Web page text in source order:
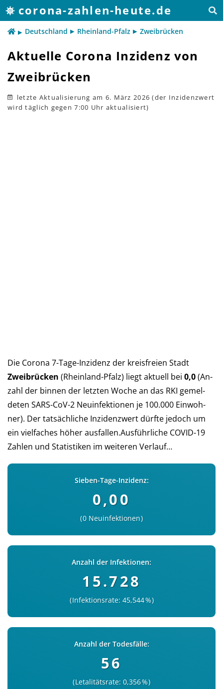
corona-zahlen-heute.de
Deutschland Rheinland-Pfalz Zweibrücken
Aktuelle Corona Inzidenz von
Zweibrücken
letzte Aktualisierung am 6. März 2026
Die Corona 7-Tage-Inzidenz der kreis­freien Stadt
Zweibrücken (Rhein­land-Pfalz) liegt aktu­ell bei 0,0(An­
zahl der bin­nen der letz­ten Woche an das RKI ge­mel­
deten SARS-CoV-2 Neu­in­fek­tio­nen je 100.000 Ein­woh­
ner). Der tat­säch­liche In­zi­denz­wert dürf­te je­doch um
ein viel­faches höher aus­fal­len.Aus­führ­liche COVID-19
Zah­len und Sta­tis­ti­ken im wei­teren Verlauf…
Sieben-Tage-Inzidenz:
0,00
0 Neuinfektionen
Anzahl der Infektionen:
15.728
Infektionsrate: 45,544 %
Anzahl der Todesfälle:
56
Letalitätsrate: 0,356 %